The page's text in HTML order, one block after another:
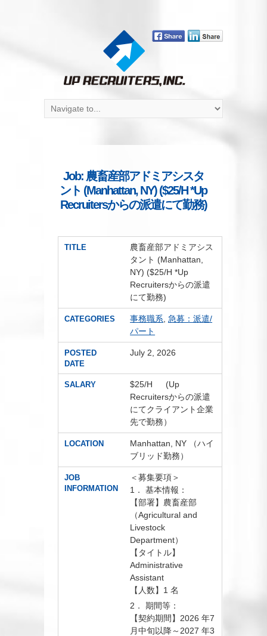
Job: 農畜産部アドミアシスタ
ント (Manhattan, NY) ($25/H *Up
Recruitersからの派遣にて勤務)
TITLE
農畜産部アドミアシス
タント (Manhattan,
NY) ($25/H *Up
Recruitersからの派遣
にて勤務)
CATEGORIES 事務職系 ,急募：派遣/
パート
POSTED
DATE
July 2, 2026
SALARY
$25/H (Up
Recruitersからの派遣
にてクライアント企業
先で勤務）
LOCATION
Manhattan, NY （ハイ
ブリッド勤務）
JOB
INFORMATION
＜募集要項＞
1． 基本情報：
【部署】農畜産部
（Agricultural and
Livestock
Department）
【タイトル】
Administrative
Assistant
【人数】1 名
2． 期間等：
【契約期間】2026 年7
月中旬以降～2027 年3